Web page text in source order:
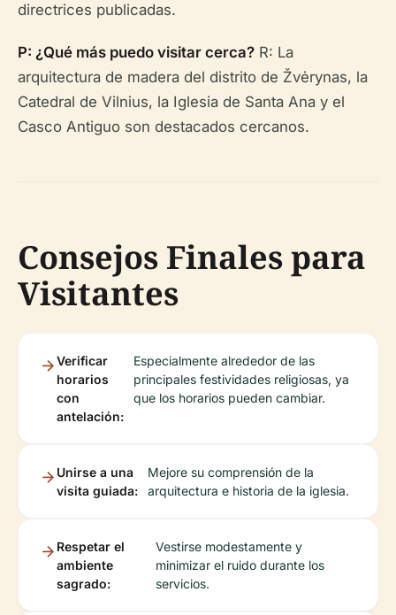
directrices publicadas.
P: ¿Qué más puedo visitar cerca? R: La
arquitectura de madera del distrito de Žvėrynas, la
Catedral de Vilnius, la Iglesia de Santa Ana y el
Casco Antiguo son destacados cercanos.
Consejos Finales para
Visitantes
Verificar
horarios
con
antelación:
Especialmente alrededor de las
principales festividades religiosas, ya
que los horarios pueden cambiar.
Unirse a una
visita guiada:
Mejore su comprensión de la
arquitectura e historia de la iglesia.
Respetar el
ambiente
sagrado:
Vestirse modestamente y
minimizar el ruido durante los
servicios.